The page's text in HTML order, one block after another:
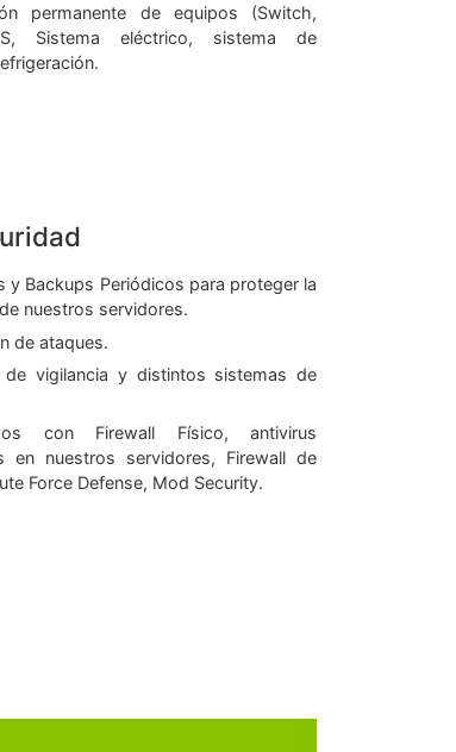
permanente de equipos (Switch,
Sistema eléctrico, sistema de
y Backups Periódicos para proteger la
nuestros servidores.
de ataques.
vigilancia y distintos sistemas de
con Firewall Físico, antivirus
en nuestros servidores, Firewall de
Force Defense, Mod Security.